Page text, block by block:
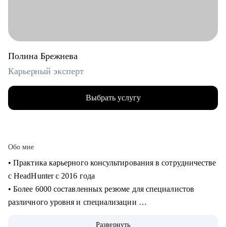
Полина Брежнева
Карьерный эксперт
Выбрать услугу
Обо мне
• Практика карьерного консультирования в сотрудничестве
с HeadHunter с 2016 года
• Более 6000 составленных резюме для специалистов
различного уровня и специализации
Развернуть